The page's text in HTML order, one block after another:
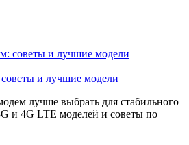
и лучшие модели
лучше выбрать для стабильного
и 4G LTE моделей и советы по